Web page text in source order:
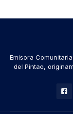
Emisora
del Pintao,